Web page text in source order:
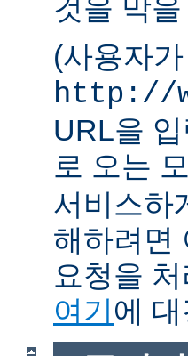
것을 막
(사용자가
http://
URL을
로 오는
서비스하
해하려면
요청을
여기에